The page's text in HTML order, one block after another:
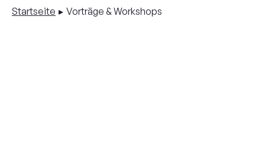
Startseite Vorträge & Workshops